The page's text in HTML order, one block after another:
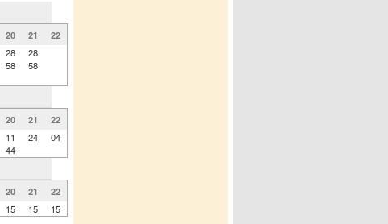
20 21
22
28
58
28
58
20 21
22
11
44
24 04
20 21
22
15 15 15